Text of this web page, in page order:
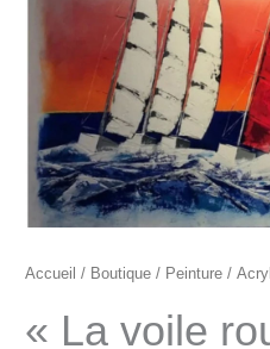
Accueil / Boutique / Peinture /
« La voile